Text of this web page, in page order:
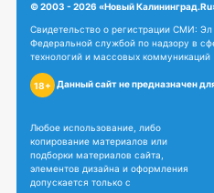
© 2003 - 2026 «Новый
Свидетельство о регистрации СМИ:
Федеральной службой по надзору в
технологий и массовых коммуникаций
18+ Данный сайт не предназначен
Любое использование, либо
копирование материалов или
подборки материалов сайта,
элементов дизайна и оформления
допускается только с